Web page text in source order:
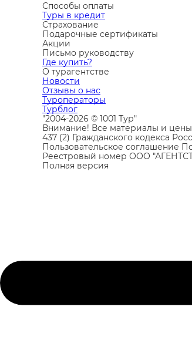
Способы оплаты
Туры в кредит
Страхование
Подарочные сертификаты
Акции
Письмо руководству
Где купить?
О турагентстве
Новости
Отзывы о нас
Туроператоры
Турблог
"2004-2026 © 1001 Тур"
Внимание! Все материалы и
437 (2) Гражданского кодекса
Пользовательское соглашение
Реестровый номер ООО
Полная версия